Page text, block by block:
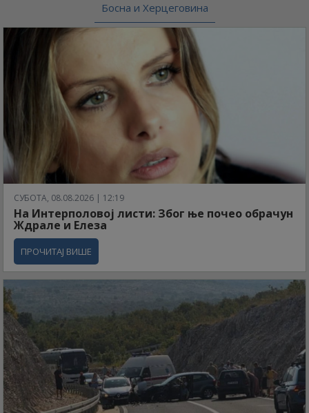
Босна и Херцеговина
СУБОТА, 08.08.2026 | 12:19
На Интерполовој листи: Због ње почео обрачун
Ждрале и Елеза
ПРОЧИТАЈ ВИШЕ